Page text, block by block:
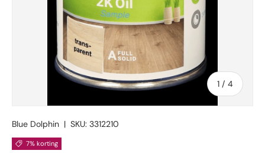
1 / van
4
Blue Dolphin | SKU: 3312210
7% korting